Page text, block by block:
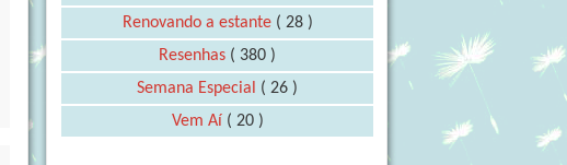
Renovando a estante ( 28 )
Resenhas ( 380 )
Semana Especial ( 26 )
Vem Aí ( 20 )